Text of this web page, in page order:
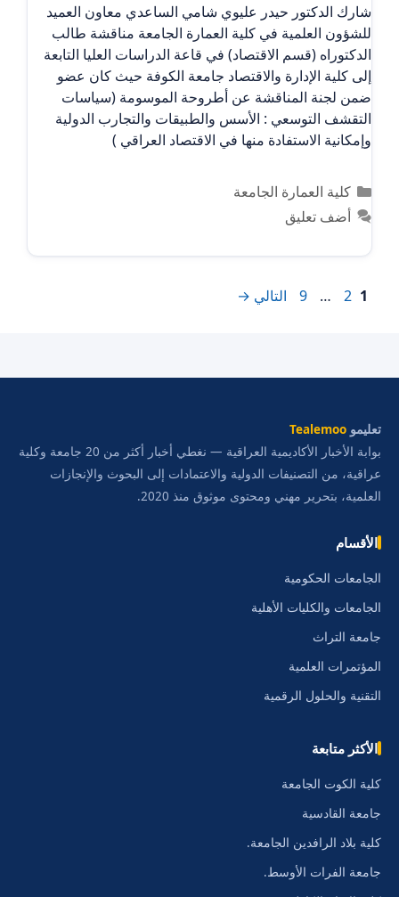
شارك الدكتور حيدر عليوي شامي الساعدي معاون العميد
للشؤون العلمية في كلية العمارة الجامعة مناقشة طالب
الدكتوراه (قسم الاقتصاد) في قاعة الدراسات العليا التابعة
إلى كلية الإدارة والاقتصاد جامعة الكوفة حيث كان عضو
ضمن لجنة المناقشة عن أطروحة الموسومة (سياسات
التقشف التوسعي : الأسس والطبيقات والتجارب الدولية
وإمكانية الاستفادة منها في الاقتصاد العراقي )
التصنيفات
كلية العمارة الجامعة
أضف تعليق
Page
1
Page
2
…
Page
9 التالي →
تعليمو Tealemoo
بوابة الأخبار الأكاديمية العراقية — نغطي أخبار أكثر من 20 جامعة وكلية
عراقية، من التصنيفات الدولية والاعتمادات إلى البحوث والإنجازات
العلمية، بتحرير مهني ومحتوى موثوق منذ 2020.
الأقسام
الجامعات الحكومية
الجامعات والكليات الأهلية
جامعة التراث
المؤتمرات العلمية
التقنية والحلول الرقمية
الأكثر متابعة
كلية الكوت الجامعة
جامعة القادسية
كلية بلاد الرافدين الجامعة.
جامعة الفرات الأوسط.